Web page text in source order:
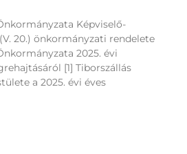
Képviselő-
20.) önkormányzati rendelete
2025. évi
[1] Tiborszállás
a 2025. évi éves